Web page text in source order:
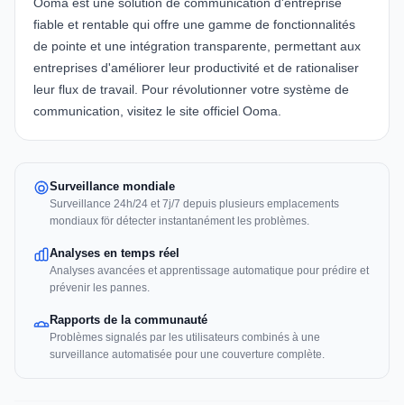
Ooma est une solution de communication d'entreprise
fiable et rentable qui offre une gamme de fonctionnalités
de pointe et une intégration transparente, permettant aux
entreprises d'améliorer leur productivité et de rationaliser
leur flux de travail. Pour révolutionner votre système de
communication, visitez le site officiel Ooma.
Surveillance mondiale
Surveillance 24h/24 et 7j/7 depuis plusieurs emplacements
mondiaux för détecter instantanément les problèmes.
Analyses en temps réel
Analyses avancées et apprentissage automatique pour prédire et
prévenir les pannes.
Rapports de la communauté
Problèmes signalés par les utilisateurs combinés à une
surveillance automatisée pour une couverture complète.